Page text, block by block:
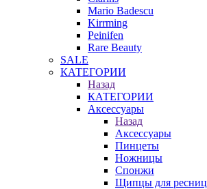
Mario Badescu
Kirrming
Peinifen
Rare Beauty
SALE
КАТЕГОРИИ
Назад
КАТЕГОРИИ
Аксессуары
Назад
Аксессуары
Пинцеты
Ножницы
Спонжи
Щипцы для ресниц